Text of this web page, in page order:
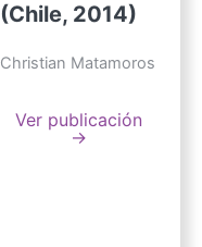
(Chile, 2014)
Christian Matamoros
Ver publicación
→